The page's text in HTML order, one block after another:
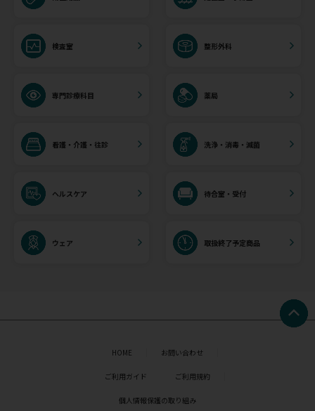
検査室 整形外科
専門診療科目 薬局
看護・介護・往診 洗浄・消毒・滅菌
ヘルスケア 待合室・受付
ウェア 取扱終了予定商品
HOME お問い合わせ
ご利用ガイド ご利用規約
個人情報保護の取り組み